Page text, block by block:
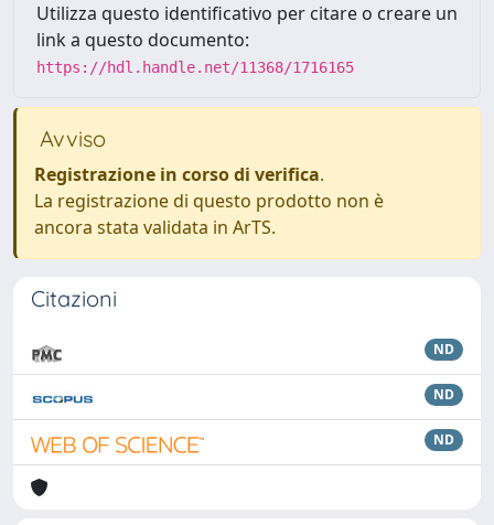
Utilizza questo identificativo per citare o creare un
link a questo documento:
https://hdl.handle.net/11368/1716165
Avviso
Registrazione in corso di verifica.
La registrazione di questo prodotto non è
ancora stata validata in ArTS.
Citazioni
ND
ND
ND